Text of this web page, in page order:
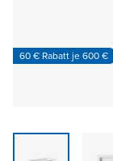
60 € Rabatt je 600 €